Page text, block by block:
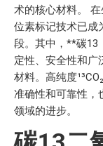
术的核心材料。
位素标记技术已成
段。其中，**碳13
定性、安全性和广
材料。高纯度
准确性和可靠性，
领域的进步。